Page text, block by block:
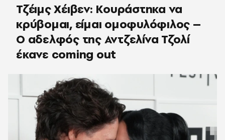
Τζέιμς Χέιβεν: Κουράστηκα να
κρύβομαι, είμαι ομοφυλόφιλος –
Ο αδελφός της Αντζελίνα Τζολί
έκανε coming out